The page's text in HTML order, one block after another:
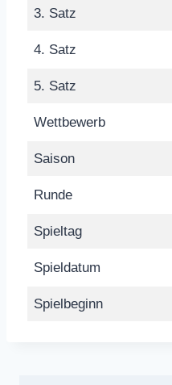
3. Satz
4. Satz
5. Satz
Wettbewerb
Saison
Runde
Spieltag
Spieldatum
Spielbeginn